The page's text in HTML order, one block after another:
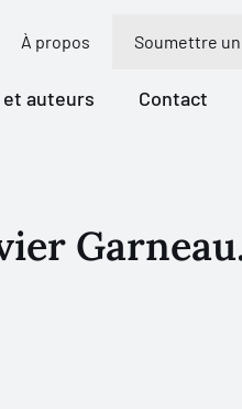
À propos Soumettre
auteurs Contact